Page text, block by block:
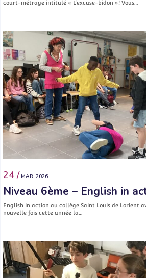
court-métrage intitulé « L’excuse-bidon »! Vous…
24 / MAR. 2026
Niveau 6ème – English in
English in action au collège Saint Louis de Lorient
nouvelle fois cette année la…